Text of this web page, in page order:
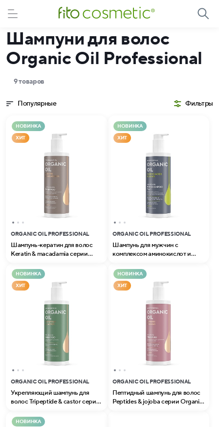
Шампуни для волос
Organic Oil Professional
9 товаров
Популярные Фильтры
НОВИНКА
ХИТ
ORGANIC OIL PROFESSIONAL
Шампунь-кератин для волос
Keratin & macadamia серии
НОВИНКА
ХИТ
ORGANIC OIL PROFESSIONAL
Шампунь для мужчин с
комплексом аминокислот и
Organic Oil Professional
НОВИНКА
ХИТ
ORGANIC OIL PROFESSIONAL
Укрепляющий шампунь для
волос Tripeptide & castor серии
НОВИНКА
ХИТ
ORGANIC OIL PROFESSIONAL
Пептидный шампунь для волос
Peptides & jojoba серии Organic
НОВИНКА